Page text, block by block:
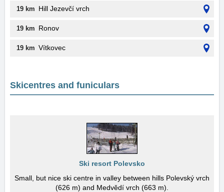
19 km Hill Jezevčí vrch
19 km Ronov
19 km Vítkovec
Skicentres and funiculars
Ski resort Polevsko
Small, but nice ski centre in valley between hills Polevský vrch
(626 m) and Medvědí vrch (663 m).